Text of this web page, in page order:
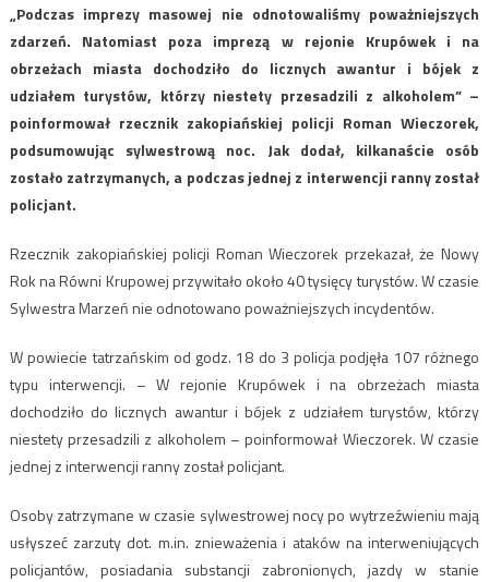
„Podczas imprezy masowej nie odnotowaliśmy poważniejszych
zdarzeń. Natomiast poza imprezą w rejonie Krupówek i na
obrzeżach miasta dochodziło do licznych awantur i bójek z
udziałem turystów, którzy niestety przesadzili z alkoholem” –
poinformował rzecznik zakopiańskiej policji Roman Wieczorek,
podsumowując sylwestrową noc. Jak dodał, kilkanaście osób
zostało zatrzymanych, a podczas jednej z interwencji ranny został
policjant.
Rzecznik zakopiańskiej policji Roman Wieczorek przekazał, że Nowy
Rok na Równi Krupowej przywitało około 40 tysięcy turystów. W czasie
Sylwestra Marzeń nie odnotowano poważniejszych incydentów.
W powiecie tatrzańskim od godz. 18 do 3 policja podjęła 107 różnego
typu interwencji. – W rejonie Krupówek i na obrzeżach miasta
dochodziło do licznych awantur i bójek z udziałem turystów, którzy
niestety przesadzili z alkoholem – poinformował Wieczorek. W czasie
jednej z interwencji ranny został policjant.
Osoby zatrzymane w czasie sylwestrowej nocy po wytrzeźwieniu mają
usłyszeć zarzuty dot. m.in. znieważenia i ataków na interweniujących
policjantów, posiadania substancji zabronionych, jazdy w stanie